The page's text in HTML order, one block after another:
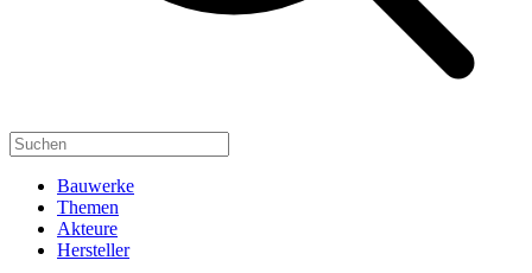
Bauwerke
Themen
Akteure
Hersteller